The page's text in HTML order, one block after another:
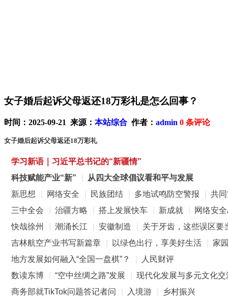
女子婚后起诉父母返还18万彩礼是怎么回事？
时间：2025-09-21 来源： 本站综合 作者： admin 0 条评论
女子婚后起诉父母返还18万彩礼
学习新语｜习近平总书记的“新疆情”
科技赋能产业“新”
从四大全球倡议看和平与发展
新思想
网络安全 民族团结 多地试鸣防空警报
共
三中全会
治疆方略 搭上发展快车 新成就
网络安
快哉徐州
潮涌长江 安徽制造
关于牙齿，这些误区要
吉林航空产业书写新篇章
以绿色出行，享美好生活
家
地方发展如何融入“全国一盘棋”？
人民财评
数读东博
“空中丝绸之路”发展
现代化发展与多元文化交
商务部就TikTok问题答记者问
入境游
乡村振兴